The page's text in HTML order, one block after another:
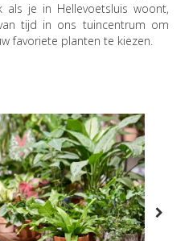
als je in Hellevoetsluis woont,
tijd in ons tuincentrum om
favoriete planten te kiezen.